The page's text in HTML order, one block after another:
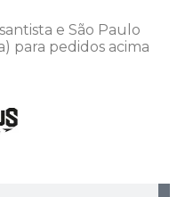
e São Paulo
para pedidos acima